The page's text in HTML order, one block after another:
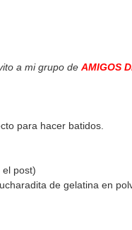
a mi grupo de AMIGOS
para hacer batidos.
post)
de gelatina en